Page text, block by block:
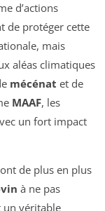
d’actions
de protéger cette
mais
aléas climatiques
mécénat et de
MAAF, les
un fort impact
de plus en plus
à ne pas
un véritable